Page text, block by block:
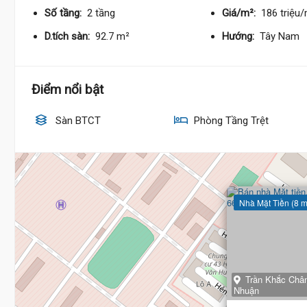
Số tầng: 2 tầng Giá/m²: 186 triệu/
D.tích sàn: 92.7 m² Hướng: Tây Nam
Điểm nổi bật
Sàn BTCT Phòng Tầng Trệt
Nhà Mặt Tiền (8
Trần Khắc
Nhuận